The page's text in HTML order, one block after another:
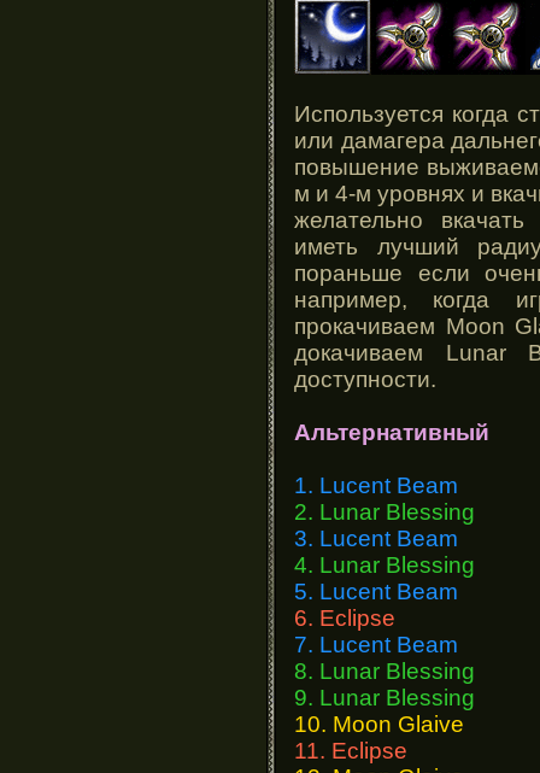
Используется когда
или дамагера
повышение
м и 4-м уровнях и
желательно
иметь лучший
пораньше если
например, когда
прокачиваем Moon
докачиваем Lunar
доступности.
Альтернативный
1. Lucent Beam
2. Lunar Blessing
3. Lucent Beam
4. Lunar Blessing
5. Lucent Beam
6. Eclipse
7. Lucent Beam
8. Lunar Blessing
9. Lunar Blessing
10. Moon Glaive
11. Eclipse